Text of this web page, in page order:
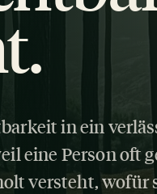
in ein
eine Person oft
versteht, wofür